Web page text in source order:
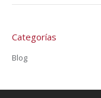
Categorías
Blog